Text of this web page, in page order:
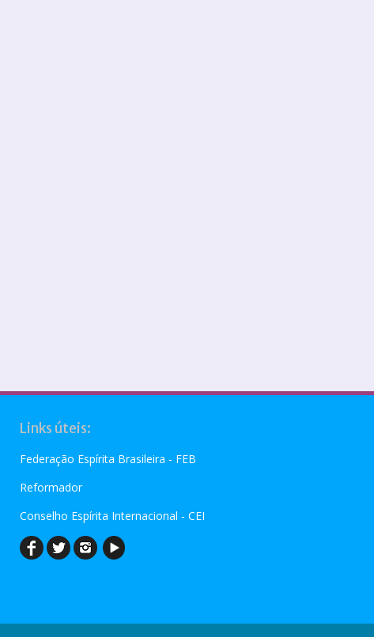
Links úteis:
Federação Espírita Brasileira - FEB
Reformador
Conselho Espírita Internacional - CEI